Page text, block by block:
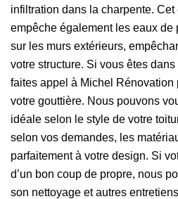
infiltration dans la charpente.
empêche également les eaux
sur les murs extérieurs,
votre structure. Si vous êtes
faites appel à Michel Rénovation
votre gouttière. Nous pouvons
idéale selon le style de votre
selon vos demandes, les
parfaitement à votre design. Si
d’un bon coup de propre, nous
son nettoyage et autres